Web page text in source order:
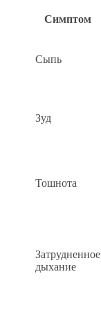
Симптом
Сыпь
Зуд
Тошнота
Затрудненное
дыхание